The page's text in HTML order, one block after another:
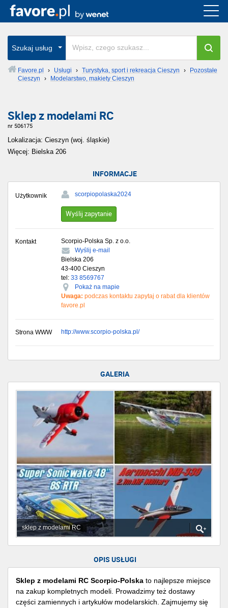
Szukaj usług
Favore.pl › Usługi › Turystyka, sport i rekreacja Cieszyn ›
Pozostałe
Cieszyn
› Modelarstwo, makiety Cieszyn
Sklep z modelami RC
nr 506175
Lokalizacja: Cieszyn (woj. śląskie)
Więcej: Bielska 206
INFORMACJE
Użytkownik scorpiopolaska2024
Wyślij zapytanie
Kontakt
Scorpio-Polska Sp. z o.o.
Wyślij e-mail
Bielska 206
43-400 Cieszyn
tel: 33 8569767
Pokaż na mapie
Uwaga: podczas kontaktu zapytaj o rabat dla klientów
favore.pl
Strona WWW http://www.scorpio-polska.pl/
GALERIA
sklep z modelami RC
OPIS USŁUGI
Sklep z modelami RC Scorpio-Polska to najlepsze miejsce
na zakup kompletnych modeli. Prowadzimy też dostawy
części zamiennych i artykułów modelarskich. Zajmujemy się